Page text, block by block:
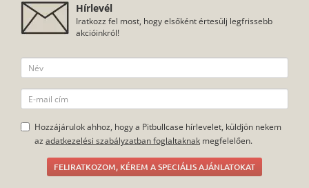
Hírlevél
Iratkozz fel most, hogy elsőként értesülj legfrissebb
akcióinkról!
Hozzájárulok ahhoz, hogy a Pitbullcase hírlevelet, küldjön nekem
az adatkezelési szabályzatban foglaltaknak megfelelően.
FELIRATKOZOM, KÉREM A SPECIÁLIS AJÁNLATOKAT